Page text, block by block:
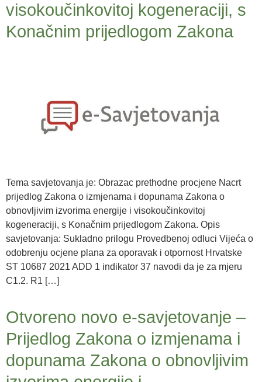
visokoučinkovitoj kogeneraciji, s
Konačnim prijedlogom Zakona
Tema savjetovanja je: Obrazac prethodne procjene Nacrt
prijedlog Zakona o izmjenama i dopunama Zakona o
obnovljivim izvorima energije i visokoučinkovitoj
kogeneraciji, s Konačnim prijedlogom Zakona. Opis
savjetovanja: Sukladno prilogu Provedbenoj odluci Vijeća o
odobrenju ocjene plana za oporavak i otpornost Hrvatske
ST 10687 2021 ADD 1 indikator 37 navodi da je za mjeru
C1.2. R1 […]
Otvoreno novo e-savjetovanje –
Prijedlog Zakona o izmjenama i
dopunama Zakona o obnovljivim